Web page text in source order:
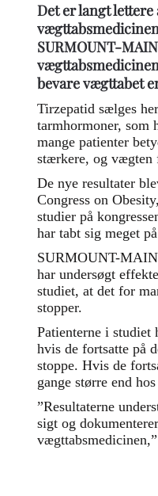
Det er langt
SURMOUNT-
bevare vægttabet
Tirzepatid sælges
tarmhormoner, som
mange patienter
stærkere, og vægten
De nye resultater
Congress on
studier på
har tabt sig meget
SURMOUNT-
har undersøgt
studiet, at det for
stopper.
Patienterne i studiet
hvis de fortsatte på
stoppe. Hvis de
gange større end
”Resultaterne
sigt og